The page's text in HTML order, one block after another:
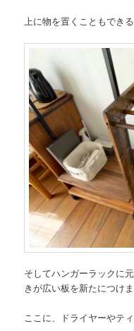
上に物を置くこともでき
そしてハンガーラックに
きが広い板を新たにつけま
ここに、ドライヤーやティ